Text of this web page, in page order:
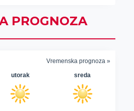
PROGNOZA